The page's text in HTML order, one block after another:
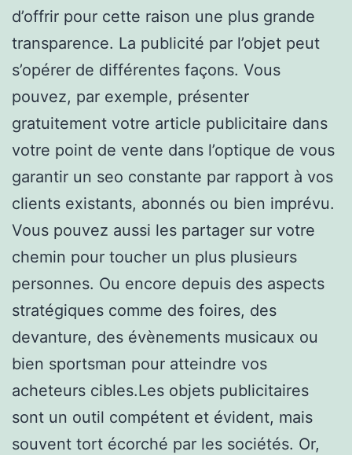
d’offrir pour cette raison une plus grande
transparence. La publicité par l’objet peut
s’opérer de différentes façons. Vous
pouvez, par exemple, présenter
gratuitement votre article publicitaire dans
votre point de vente dans l’optique de vous
garantir un seo constante par rapport à vos
clients existants, abonnés ou bien imprévu.
Vous pouvez aussi les partager sur votre
chemin pour toucher un plus plusieurs
personnes. Ou encore depuis des aspects
stratégiques comme des foires, des
devanture, des évènements musicaux ou
bien sportsman pour atteindre vos
acheteurs cibles.Les objets publicitaires
sont un outil compétent et évident, mais
souvent tort écorché par les sociétés. Or,